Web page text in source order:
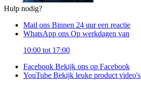
Hulp nodig?
Mail ons Binnen 24 uur een reactie
WhatsApp ons Op werkdagen van
10:00 tot 17:00
Facebook Bekijk ons op Facebook
YouTube Bekijk leuke product video's